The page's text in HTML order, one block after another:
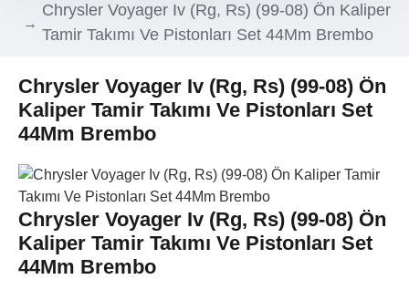
Chrysler Voyager Iv (Rg, Rs) (99-08) Ön Kaliper
Tamir Takımı Ve Pistonları Set 44Mm Brembo
Chrysler Voyager Iv (Rg, Rs) (99-08) Ön
Kaliper Tamir Takımı Ve Pistonları Set
44Mm Brembo
Chrysler Voyager Iv (Rg, Rs) (99-08) Ön
Kaliper Tamir Takımı Ve Pistonları Set
44Mm Brembo